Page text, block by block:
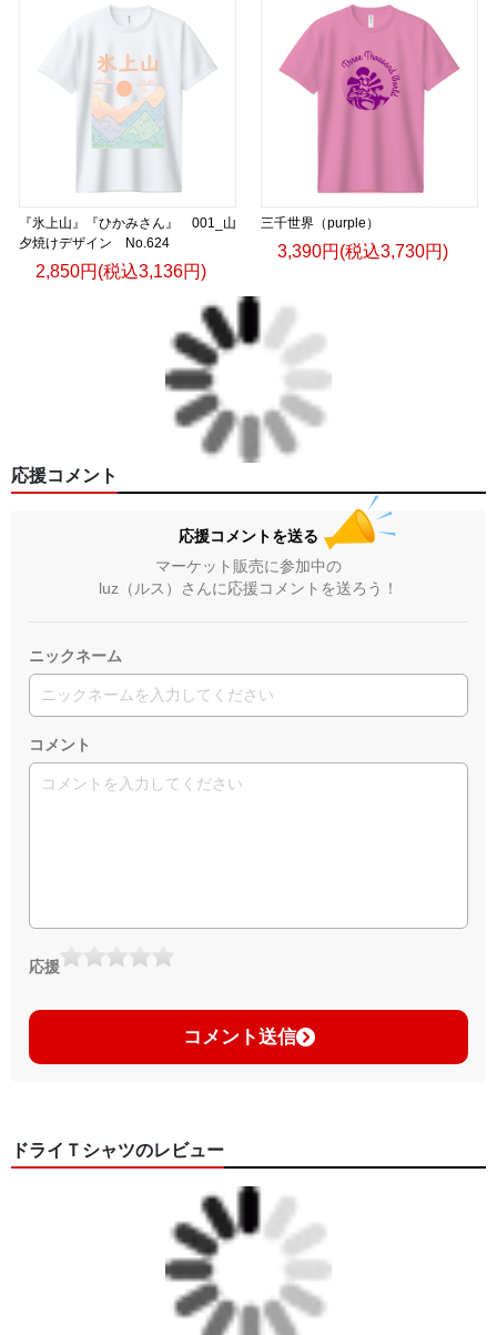
『氷上山』『ひかみさん』 001_山
夕焼けデザイン No.624
2,850円(税込3,136円)
三千世界（purple）
3,390円(税込3,730円)
応援コメント
応援コメントを送る
マーケット販売に参加中の
luz（ルス）さんに応援コメントを送ろう！
ニックネーム
コメント
応援
コメント送信
ドライＴシャツのレビュー